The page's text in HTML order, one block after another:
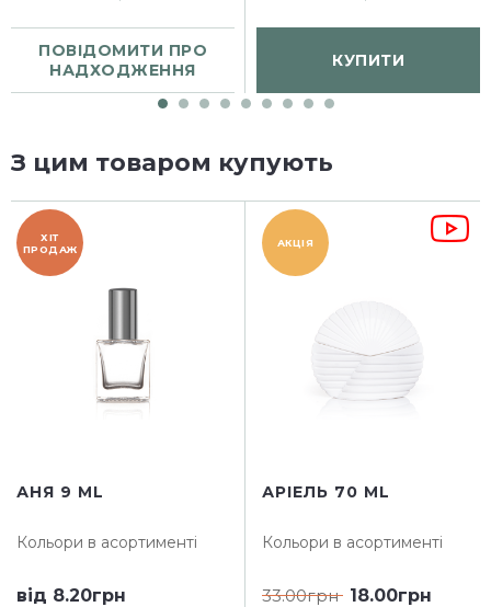
ПОВІДОМИТИ ПРО
НАДХОДЖЕННЯ
КУПИТИ
З цим товаром купують
ХІТ
ПРОДАЖ
АНЯ 9 ML
Кольори в асортименті
від 8.20грн
АКЦІЯ
АРІЕЛЬ 70 ML
Кольори в асортименті
33.00грн 18.00грн